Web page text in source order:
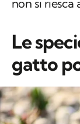
non si riesca
Le
gatto